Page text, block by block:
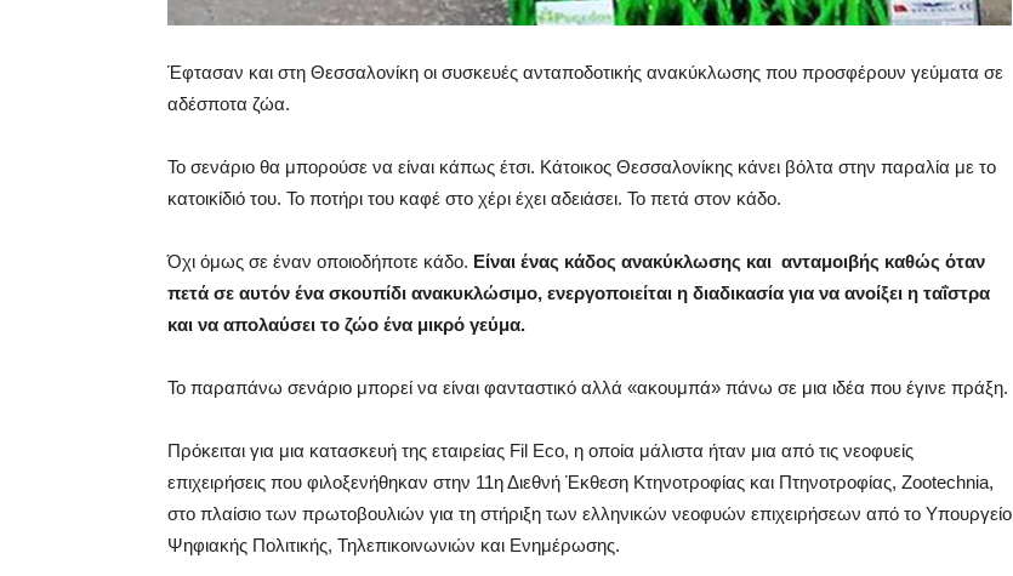
Έφτασαν και στη Θεσσαλονίκη οι συσκευές ανταποδοτικής ανακύκλωσης που προσφέρουν γεύματα σε
αδέσποτα ζώα.
Το σενάριο θα μπορούσε να είναι κάπως έτσι. Κάτοικος Θεσσαλονίκης κάνει βόλτα στην παραλία με το
κατοικίδιό του. Το ποτήρι του καφέ στο χέρι έχει αδειάσει. Το πετά στον κάδο.
Όχι όμως σε έναν οποιοδήποτε κάδο. Είναι ένας κάδος ανακύκλωσης και ανταμοιβής καθώς όταν
πετά σε αυτόν ένα σκουπίδι ανακυκλώσιμο, ενεργοποιείται η διαδικασία για να ανοίξει η ταΐστρα
και να απολαύσει το ζώο ένα μικρό γεύμα.
Το παραπάνω σενάριο μπορεί να είναι φανταστικό αλλά «ακουμπά» πάνω σε μια ιδέα που έγινε πράξη.
Πρόκειται για μια κατασκευή της εταιρείας Fil Eco, η οποία μάλιστα ήταν μια από τις νεοφυείς
επιχειρήσεις που φιλοξενήθηκαν στην 11η Διεθνή Έκθεση Κτηνοτροφίας και Πτηνοτροφίας, Zootechnia,
στο πλαίσιο των πρωτοβουλιών για τη στήριξη των ελληνικών νεοφυών επιχειρήσεων από το Υπουργείο
Ψηφιακής Πολιτικής, Τηλεπικοινωνιών και Ενημέρωσης.